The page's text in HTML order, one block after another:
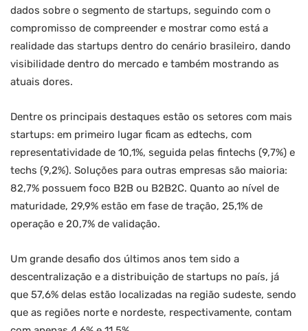
dados sobre o segmento de startups, seguindo com o
compromisso de compreender e mostrar como está a
realidade das startups dentro do cenário brasileiro, dando
visibilidade dentro do mercado e também mostrando as
atuais dores.
Dentre os principais destaques estão os setores com mais
startups: em primeiro lugar ficam as edtechs, com
representatividade de 10,1%, seguida pelas fintechs (9,7%) e
techs (9,2%). Soluções para outras empresas são maioria:
82,7% possuem foco B2B ou B2B2C. Quanto ao nível de
maturidade, 29,9% estão em fase de tração, 25,1% de
operação e 20,7% de validação.
Um grande desafio dos últimos anos tem sido a
descentralização e a distribuição de startups no país, já
que 57,6% delas estão localizadas na região sudeste, sendo
que as regiões norte e nordeste, respectivamente, contam